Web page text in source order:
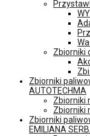
Zbiorniki
Zbiorniki
AUTOTECHMA
Zbiorniki
Zbiorniki
Zbiorniki
EMILIANA